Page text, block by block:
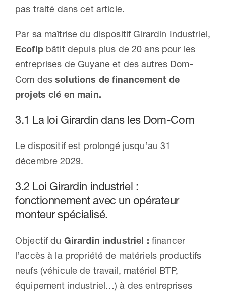
pas traité dans cet article.
Par sa maîtrise du dispositif Girardin Industriel,
Ecofipbâtit depuis plus de 20 ans pour les
entreprises de Guyane et des autres Dom-
Com dessolutions de financement de
projets clé en main.
3.1 La loi Girardin dans les Dom-Com
Le dispositif est prolongé jusqu’au 31
décembre 2029.
3.2 Loi Girardin industriel :
fonctionnement avec un opérateur
monteur spécialisé.
Objectif du Girardin industriel : financer
l’accès à la propriété de matériels productifs
neufs (véhicule de travail, matériel BTP,
équipement industriel…) à des entreprises